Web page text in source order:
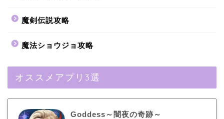
魔剣伝説攻略
魔法ショウジョ攻略
オススメアプリ3選
Goddess～闇夜の奇跡～